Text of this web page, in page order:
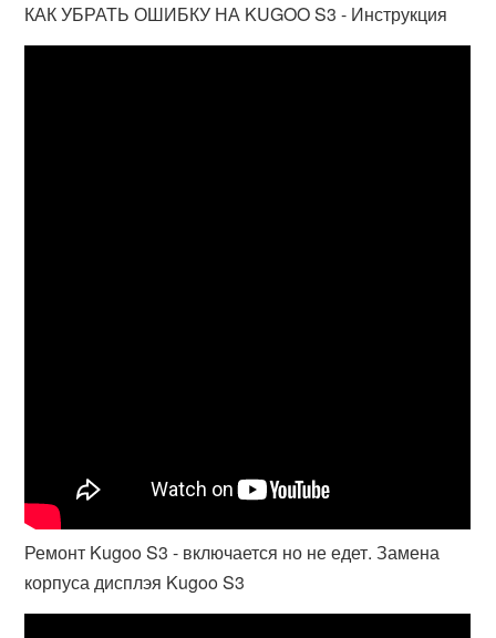
КАК УБРАТЬ ОШИБКУ НА KUGOO S3 - Инструкция
Ремонт Kugoo S3 - включается но не едет. Замена
корпуса дисплэя Kugoo S3